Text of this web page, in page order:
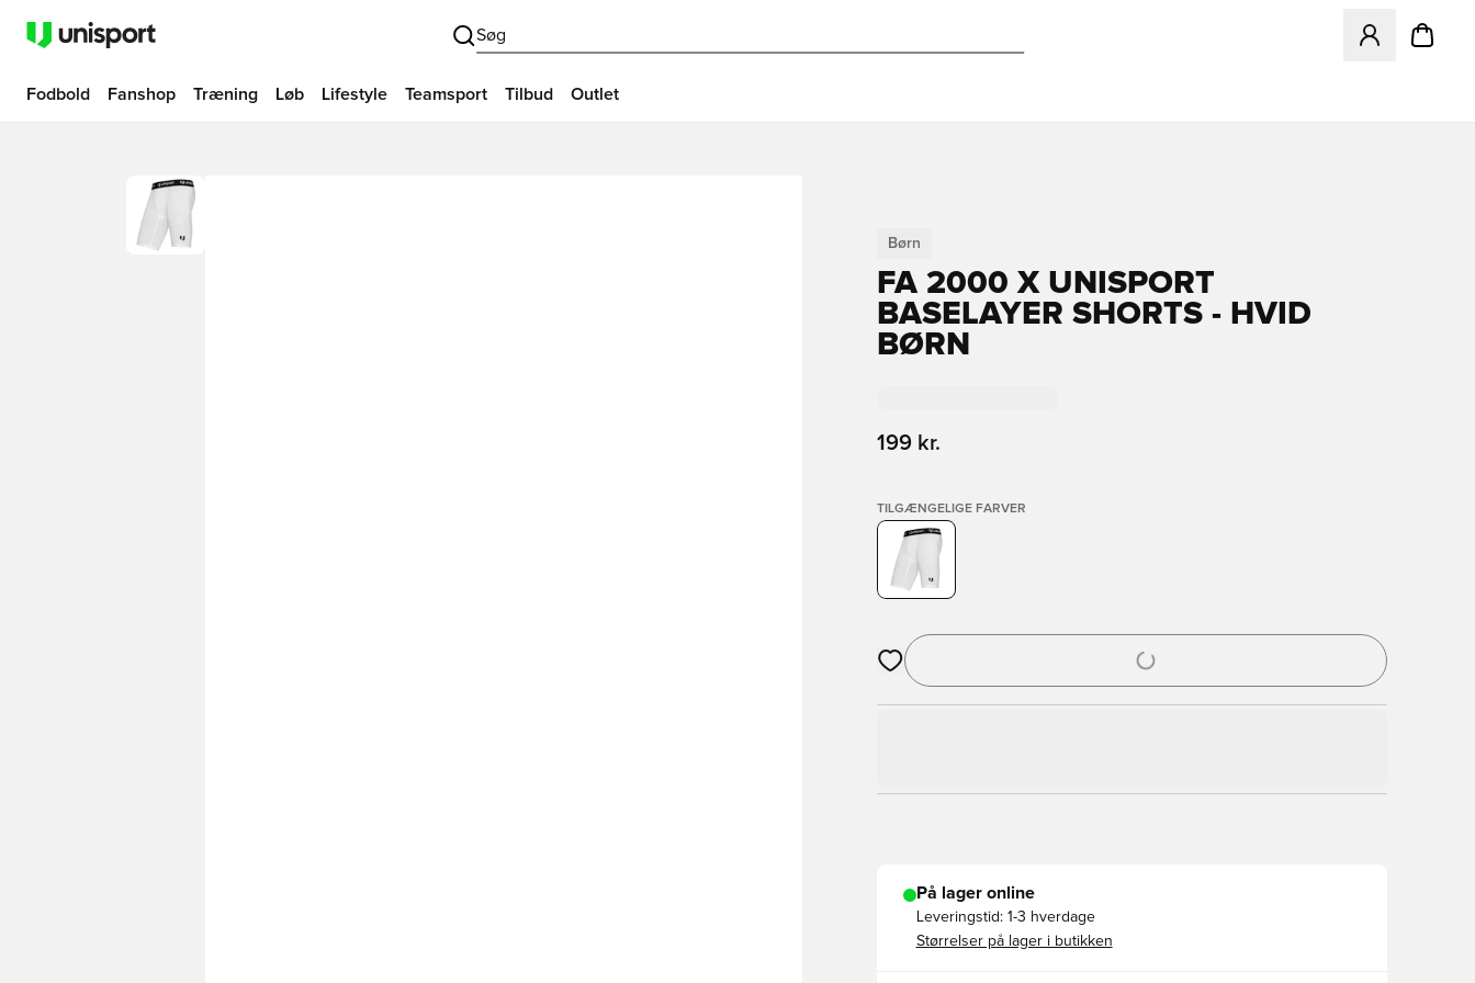
Søg
Åbner en
Fodbold Fanshop Træning Løb Lifestyle Teamsport Tilbud Outlet
Børn
FA 2000 X UNISPORT
BASELAYER SHORTS - HVID
BØRN
199 kr.
TILGÆNGELIGE FARVER
Åbner en Modal til at logge ind eller tilmelde dig som medlem
På lager online
Leveringstid: 1-3 hverdage
Størrelser på lager i butikken